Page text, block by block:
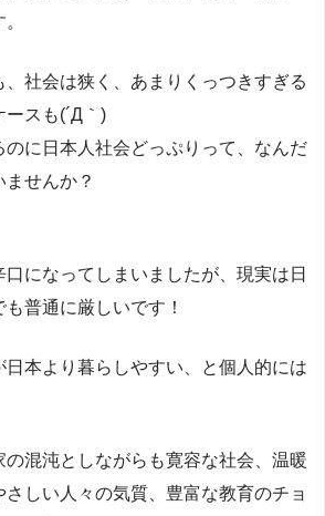
、社会は狭く、あまりくっつきすぎる
ースも(´Д｀)
のに日本人社会どっぷりって、なんだ
せんか？
になってしまいましたが、現実は日
普通に厳しいです！
日本より暮らしやすい、と個人的には
の混沌としながらも寛容な社会、温暖
しい人々の気質、豊富な教育のチョ